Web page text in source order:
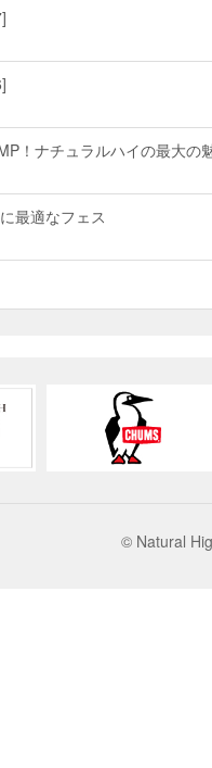
！ナチュラルハイの最大の
最適なフェス
© Natural